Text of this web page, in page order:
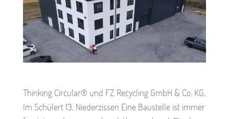
Thinking Circular® und FZ Recycling GmbH & Co. KG,
Im Schülert 13, Niederzissen Eine Baustelle ist immer